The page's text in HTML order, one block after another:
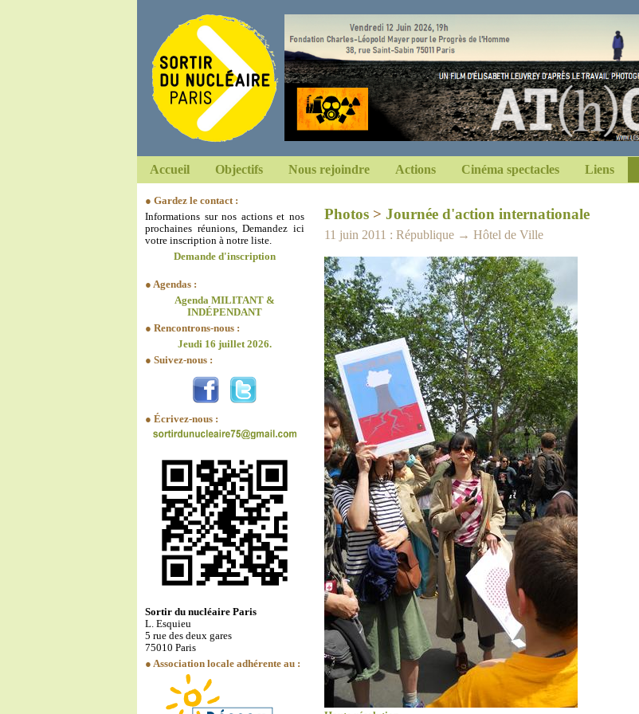
Accueil Objectifs Nous rejoindre Actions Cinéma spectacles Liens
● Gardez le contact :
Informations sur nos actions et nos
prochaines réunions, Demandez ici
votre inscription à notre liste.
Demande d'inscription
● Agendas :
Agenda MILITANT &
INDÉPENDANT
● Rencontrons-nous :
Jeudi 16 juillet 2026.
● Suivez-nous :
● Écrivez-nous :
Sortir du nucléaire Paris
L. Esquieu
5 rue des deux gares
75010 Paris
● Association locale adhérente au :
Photos > Journée d'action internationale
11 juin 2011 : République → Hôtel de Ville